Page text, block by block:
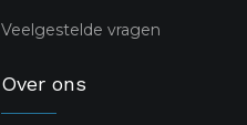
Veelgestelde vragen
Over ons